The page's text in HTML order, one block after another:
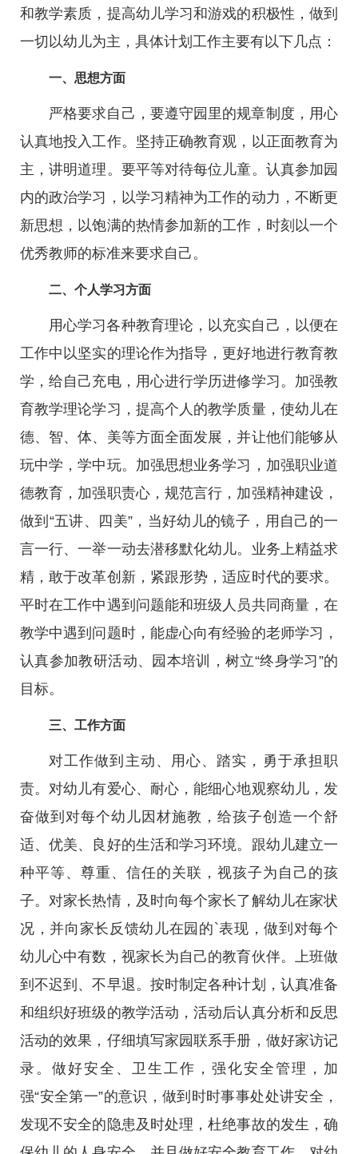
和教学素质，提高幼儿学习和游戏的积极性，做到
一切以幼儿为主，具体计划工作主要有以下几点：
一、思想方面
严格要求自己，要遵守园里的规章制度，用心
认真地投入工作。坚持正确教育观，以正面教育为
主，讲明道理。要平等对待每位儿童。认真参加园
内的政治学习，以学习精神为工作的动力，不断更
新思想，以饱满的热情参加新的工作，时刻以一个
优秀教师的标准来要求自己。
二、个人学习方面
用心学习各种教育理论，以充实自己，以便在
工作中以坚实的理论作为指导，更好地进行教育教
学，给自己充电，用心进行学历进修学习。加强教
育教学理论学习，提高个人的教学质量，使幼儿在
德、智、体、美等方面全面发展，并让他们能够从
玩中学，学中玩。加强思想业务学习，加强职业道
德教育，加强职责心，规范言行，加强精神建设，
做到“五讲、四美”，当好幼儿的镜子，用自己的一
言一行、一举一动去潜移默化幼儿。业务上精益求
精，敢于改革创新，紧跟形势，适应时代的要求。
平时在工作中遇到问题能和班级人员共同商量，在
教学中遇到问题时，能虚心向有经验的老师学习，
认真参加教研活动、园本培训，树立“终身学习”的
目标。
三、工作方面
对工作做到主动、用心、踏实，勇于承担职
责。对幼儿有爱心、耐心，能细心地观察幼儿，发
奋做到对每个幼儿因材施教，给孩子创造一个舒
适、优美、良好的生活和学习环境。跟幼儿建立一
种平等、尊重、信任的关联，视孩子为自己的孩
子。对家长热情，及时向每个家长了解幼儿在家状
况，并向家长反馈幼儿在园的`表现，做到对每个
幼儿心中有数，视家长为自己的教育伙伴。上班做
到不迟到、不早退。按时制定各种计划，认真准备
和组织好班级的教学活动，活动后认真分析和反思
活动的效果，仔细填写家园联系手册，做好家访记
录。做好安全、卫生工作，强化安全管理，加
强“安全第一”的意识，做到时时事事处处讲安全，
发现不安全的隐患及时处理，杜绝事故的发生，确